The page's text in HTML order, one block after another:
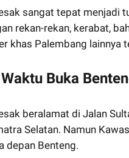
sangat tepat menjadi
rekan-rekan, kerabat,
khas Palembang lainnya
Buka
beralamat di Jalan
Selatan. Namun
depan Benteng.